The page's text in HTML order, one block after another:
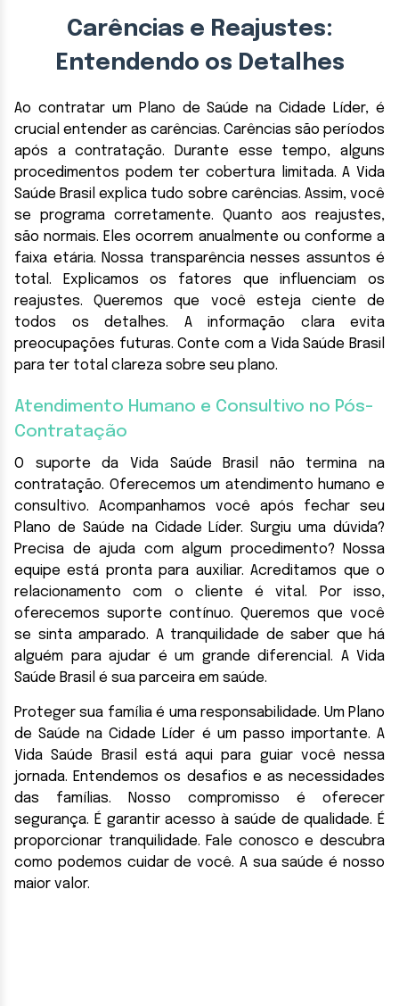
Carências e Reajustes:
Entendendo os Detalhes
Ao contratar um Plano de Saúde na Cidade Líder, é
crucial entender as carências. Carências são períodos
após a contratação. Durante esse tempo, alguns
procedimentos podem ter cobertura limitada. A Vida
Saúde Brasil explica tudo sobre carências. Assim, você
se programa corretamente. Quanto aos reajustes,
são normais. Eles ocorrem anualmente ou conforme a
faixa etária. Nossa transparência nesses assuntos é
total. Explicamos os fatores que influenciam os
reajustes. Queremos que você esteja ciente de
todos os detalhes. A informação clara evita
preocupações futuras. Conte com a Vida Saúde Brasil
para ter total clareza sobre seu plano.
Atendimento Humano e Consultivo no Pós-
Contratação
O suporte da Vida Saúde Brasil não termina na
contratação. Oferecemos um atendimento humano e
consultivo. Acompanhamos você após fechar seu
Plano de Saúde na Cidade Líder. Surgiu uma dúvida?
Precisa de ajuda com algum procedimento? Nossa
equipe está pronta para auxiliar. Acreditamos que o
relacionamento com o cliente é vital. Por isso,
oferecemos suporte contínuo. Queremos que você
se sinta amparado. A tranquilidade de saber que há
alguém para ajudar é um grande diferencial. A Vida
Saúde Brasil é sua parceira em saúde.
Proteger sua família é uma responsabilidade. Um Plano
de Saúde na Cidade Líder é um passo importante. A
Vida Saúde Brasil está aqui para guiar você nessa
jornada. Entendemos os desafios e as necessidades
das famílias. Nosso compromisso é oferecer
segurança. É garantir acesso à saúde de qualidade. É
proporcionar tranquilidade. Fale conosco e descubra
como podemos cuidar de você. A sua saúde é nosso
maior valor.